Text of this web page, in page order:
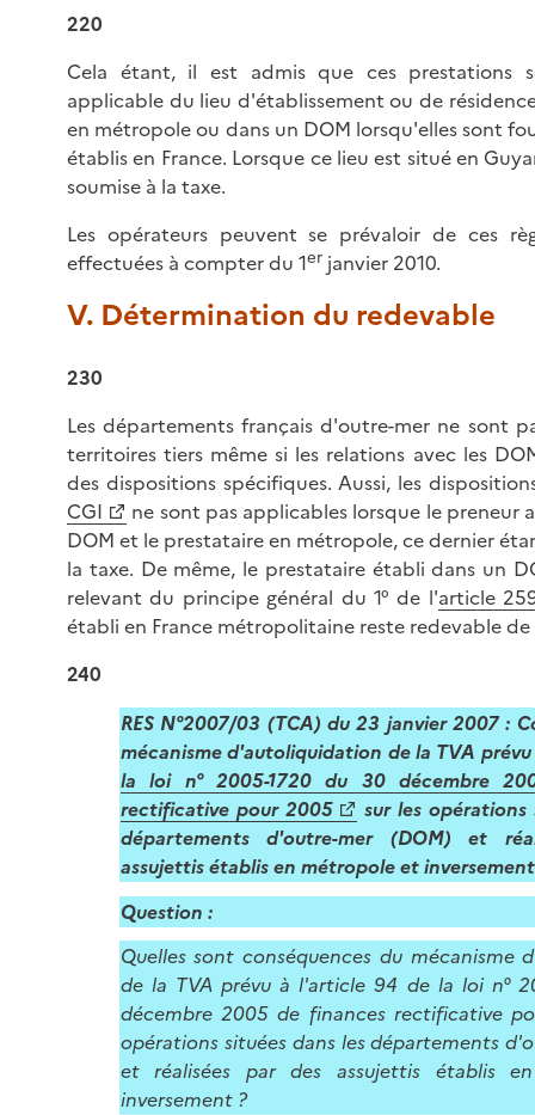
220
Cela étant, il est admis que ces prestations
applicable du lieu d'établissement ou de
en métropole ou dans un DOM lorsqu'elles sont
établis en France. Lorsque ce lieu est situé en
soumise à la taxe.
Les opérateurs peuvent se prévaloir de ces
effectuées à compter du 1er janvier 2010.
V. Détermination du redevable
230
Les départements français d'outre-mer ne sont
territoires tiers même si les relations avec les
des dispositions spécifiques. Aussi, les
CGI
ne sont pas applicables lorsque le preneur
DOM et le prestataire en métropole, ce dernier
la taxe. De même, le prestataire établi dans un
relevant du principe général du 1° de l'article
établi en France métropolitaine reste redevable de
240
RES N°2007/03 (TCA) du 23 janvier 2007 :
mécanisme d'autoliquidation de la TVA
la loi n° 2005-1720 du 30 décembre
rectificative pour 2005
sur les opérations
départements d'outre-mer (DOM) et
assujettis établis en métropole et
Question :
Quelles sont conséquences du mécanisme
de la TVA prévu à l'article 94 de la loi n°
décembre 2005 de finances rectificative
opérations situées dans les départements
et réalisées par des assujettis établis
inversement ?